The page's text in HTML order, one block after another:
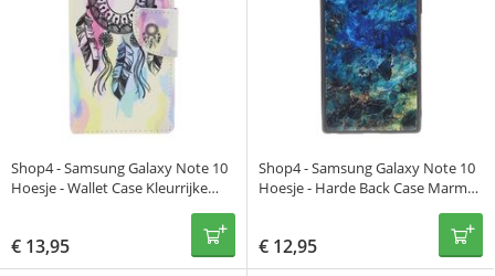
Shop4 - Samsung Galaxy Note 10
Hoesje - Wallet Case Kleurrijke
€ 13,95
Shop4 - Samsung Galaxy Note 10
Hoesje - Harde Back Case Marmer
€ 12,95